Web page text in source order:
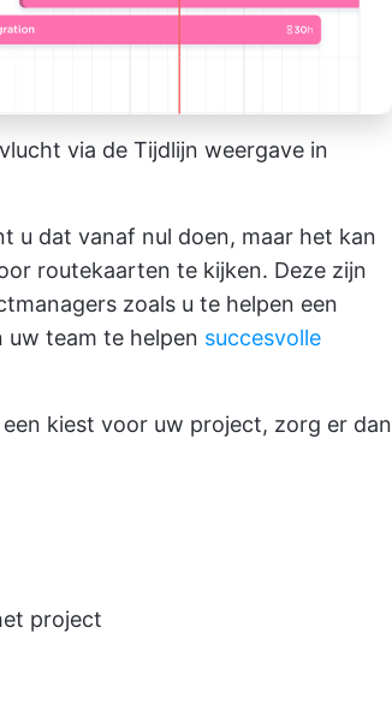
via de Tijdlijn weergave in
u dat vanaf nul doen, maar het kan
routekaarten te kijken. Deze zijn
zoals u te helpen een
uw team te helpen succesvolle
kiest voor uw project, zorg er dan
project